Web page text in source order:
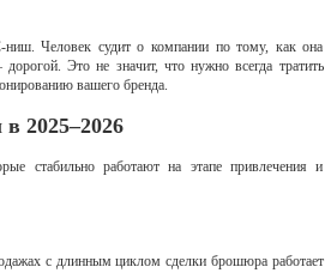
Человек судит о компании по тому, как она
Это не значит, что нужно всегда тратить
вашего бренда.
2025–2026
стабильно работают на этапе привлечения и
с длинным циклом сделки брошюра работает